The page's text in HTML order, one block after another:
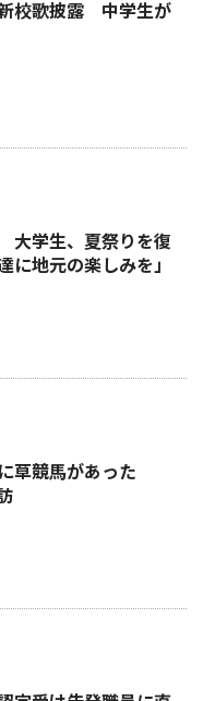
校歌披露 中学生が
生、夏祭りを復
元の楽しみを」
草競馬があった